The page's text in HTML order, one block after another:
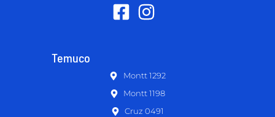
Temuco
Montt 1292
Montt 1198
Cruz 0491